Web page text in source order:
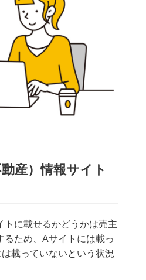
産）情報サイト
トに載せるかどうかは売主
るため、Aサイトには載っ
載っていないという状況